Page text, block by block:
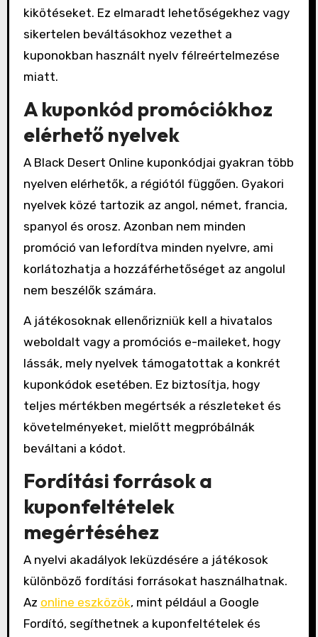
kikötéseket. Ez elmaradt lehetőségekhez vagy
sikertelen beváltásokhoz vezethet a
kuponokban használt nyelv félreértelmezése
miatt.
A kuponkód promóciókhoz
elérhető nyelvek
A Black Desert Online kuponkódjai gyakran több
nyelven elérhetők, a régiótól függően. Gyakori
nyelvek közé tartozik az angol, német, francia,
spanyol és orosz. Azonban nem minden
promóció van lefordítva minden nyelvre, ami
korlátozhatja a hozzáférhetőséget az angolul
nem beszélők számára.
A játékosoknak ellenőrizniük kell a hivatalos
weboldalt vagy a promóciós e-maileket, hogy
lássák, mely nyelvek támogatottak a konkrét
kuponkódok esetében. Ez biztosítja, hogy
teljes mértékben megértsék a részleteket és
követelményeket, mielőtt megpróbálnák
beváltani a kódot.
Fordítási források a
kuponfeltételek
megértéséhez
A nyelvi akadályok leküzdésére a játékosok
különböző fordítási forrásokat használhatnak.
Az online eszközök, mint például a Google
Fordító, segíthetnek a kuponfeltételek és